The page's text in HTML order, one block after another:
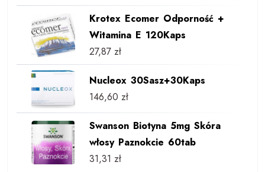
Krotex Ecomer Odporność +
Witamina E 120Kaps
27,87 zł
Nucleox 30Sasz+30Kaps
146,60 zł
Swanson Biotyna 5mg Skóra
włosy Paznokcie 60tab
31,31 zł